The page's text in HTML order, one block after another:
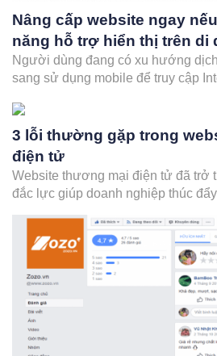
Nâng cấp website ngay
năng hỗ trợ hiển thị trên di
Người dùng đang có xu hướng
sang sử dụng mobile để truy cập
tốt trên các thiết bị cầm tay: điện
như không…
3 lỗi thường gặp trong
điện tử
Website thương mại điện tử đã trở
đắc lực giúp doanh nghiệp thúc
hàng loạt tiện ích, việc xây dựng
điện tử đã…